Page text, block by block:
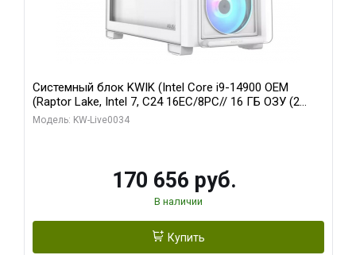
Системный блок KWIK (Intel Core i9-14900 OEM
(Raptor Lake, Intel 7, C24 16EC/8PC// 16 ГБ ОЗУ (2
модуля)/ MSI RTX5060Ti VENTUS 2X PLUS 16GB
Модель: KW-Live0034
170 656 руб.
В наличии
Купить